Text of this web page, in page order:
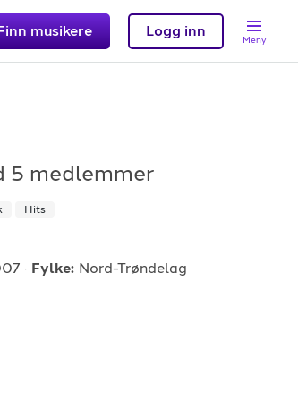
musikere Logg inn Meny
Support
Hjelpesenter
5 medlemmer
Hits
Fylke: Nord-Trøndelag